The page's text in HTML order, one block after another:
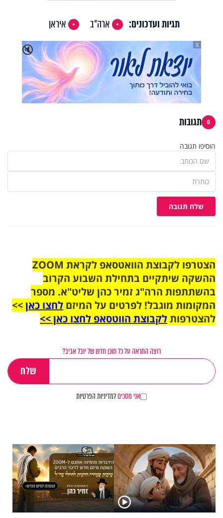
תגיות ועדכונים: ארה"ב
איראן
🔇
X
0 תגובות
הוסיפו תגובה
שלח תגובה
הצטרפו לקבוצת הוואטסאפ לקראת ZOOM
ההשקה שיתקיים בתחילת השבוע הקרוב
בהשתתפות הרה"ג זמיר כהן שליט"א. מספר
המקומות מוגבל! לפרטים על המיזם לחצו כאן>>
להצטרפותלקבוצת הווטסאפ לחצו כאן >>
רוצה התראה על כל תוכן חדש של יובל אביב?
אני מסכיםלמדיניות הפרטיות